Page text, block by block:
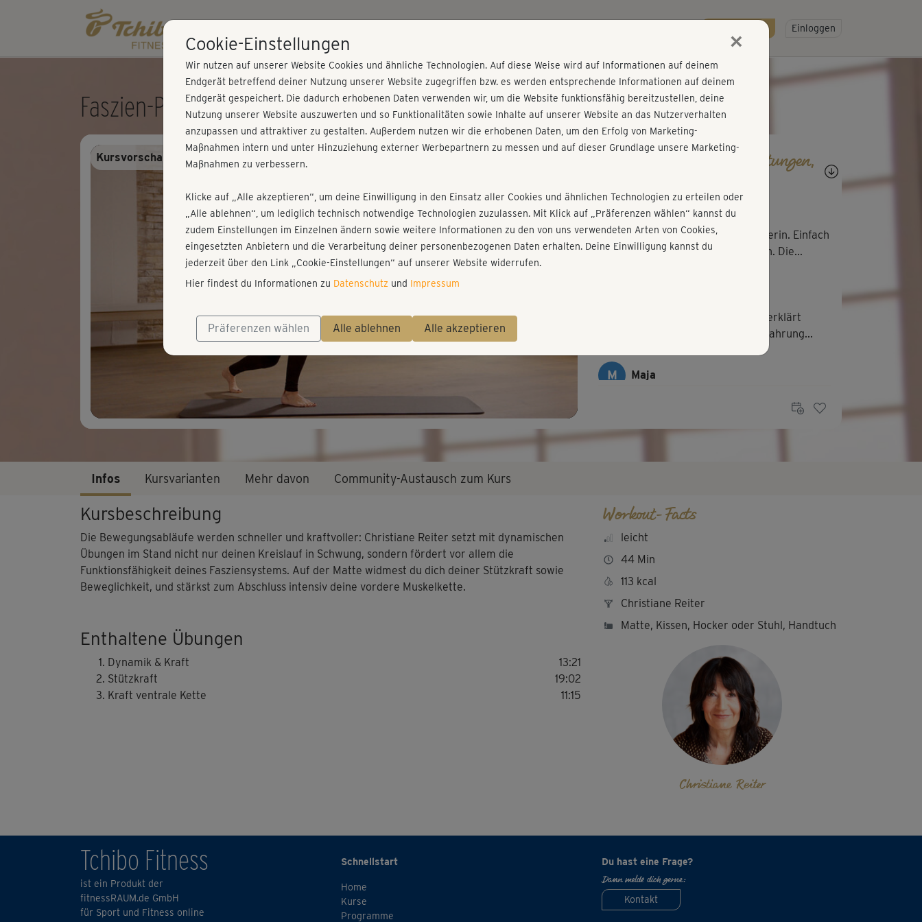
Gratis testen! Einloggen
Faszien-Pilates - Kurs 3
Play
Video
Kursvorschau - Anmelden und alles trainieren!
Fragen, Antworten, Bewertungen,
R
Rita610
Christiane ist eine erfahrene Trainerin. Einfach
Klasse und gerne noch mehr davon. Die...
Sehr guter Fazienkurs. Christiane erklärt
einfach gut. Man kann sehr viel Erfahrung...
M
Maja
Ruhiges Faszientraining mit z.T. unerwarteten
Herausforderungen, moderiert von einer...
Infos Kursvarianten Mehr davon Community-Austausch zum Kurs
Kursbeschreibung
Die Bewegungsabläufe werden schneller und kraftvoller: Christiane Reiter setzt mit dynamischen
Übungen im Stand nicht nur deinen Kreislauf in Schwung, sondern fördert vor allem die
Funktionsfähigkeit deines Fasziensystems. Auf der Matte widmest du dich deiner Stützkraft sowie
Beweglichkeit, und stärkst zum Abschluss intensiv deine vordere Muskelkette.
Enthaltene Übungen
Dynamik & Kraft
13:21
Stützkraft
19:02
Kraft ventrale Kette
11:15
Workout-Facts
leicht
44 Min
113 kcal
Christiane Reiter
Matte, Kissen, Hocker oder Stuhl, Handtuch
Christiane Reiter
Tchibo Fitness
ist ein Produkt der
fitnessRAUM.de GmbH
für Sport und Fitness online
Schnellstart
Home
Kurse
Programme
Du hast eine Frage?
Dann melde dich gerne:
Kontakt
Cookie-Einstellungen ×
Wir nutzen auf unserer Website Cookies und ähnliche Technologien. Auf diese Weise wird auf Informationen auf deinem
Endgerät betreffend deiner Nutzung unserer Website zugegriffen bzw. es werden entsprechende Informationen auf deinem
Endgerät gespeichert. Die dadurch erhobenen Daten verwenden wir, um die Website funktionsfähig bereitzustellen, deine
Nutzung unserer Website auszuwerten und so Funktionalitäten sowie Inhalte auf unserer Website an das Nutzerverhalten
anzupassen und attraktiver zu gestalten. Außerdem nutzen wir die erhobenen Daten, um den Erfolg von Marketing-
Maßnahmen intern und unter Hinzuziehung externer Werbepartnern zu messen und auf dieser Grundlage unsere Marketing-
Maßnahmen zu verbessern.
Klicke auf „Alle akzeptieren“, um deine Einwilligung in den Einsatz aller Cookies und ähnlichen Technologien zu erteilen oder
„Alle ablehnen“, um lediglich technisch notwendige Technologien zuzulassen. Mit Klick auf „Präferenzen wählen“ kannst du
zudem Einstellungen im Einzelnen ändern sowie weitere Informationen zu den von uns verwendeten Arten von Cookies,
eingesetzten Anbietern und die Verarbeitung deiner personenbezogenen Daten erhalten. Deine Einwilligung kannst du
jederzeit über den Link „Cookie-Einstellungen“ auf unserer Website widerrufen.
Hier findest du Informationen zu Datenschutz und Impressum
Präferenzen wählen Alle ablehnen Alle akzeptieren